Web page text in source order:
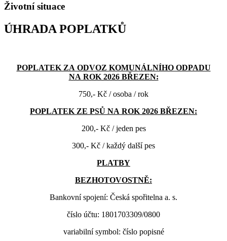
Životní situace
ÚHRADA POPLATKŮ
POPLATEK ZA ODVOZ KOMUNÁLNÍHO ODPADU
NA ROK 2026 BŘEZEN:
750,- Kč / osoba / rok
POPLATEK ZE PSŮ NA ROK 2026 BŘEZEN:
200,- Kč / jeden pes
300,- Kč / každý další pes
PLATBY
BEZHOTOVOSTNĚ:
Bankovní spojení: Česká spořitelna a. s.
číslo účtu: 1801703309/0800
variabilní symbol: číslo popisné